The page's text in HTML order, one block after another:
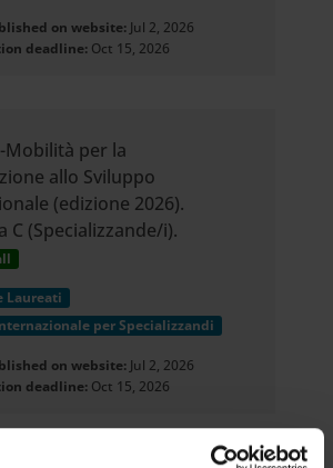
on website: Jul 2, 2026
deadline: Oct 15, 2026
Mobilità per la
allo Sviluppo
(edizione 2026).
C (Specializzande/i).
Laureati
per Specializzandi
on website: Jul 2, 2026
deadline: Oct 15, 2026